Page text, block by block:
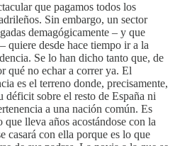
que pagamos todos los
Sin embargo, un sector
demagógicamente – y que
quiere desde hace tiempo ir a la
Se lo han dicho tanto que, de
qué no echar a correr ya. El
es el terreno donde, precisamente,
déficit sobre el resto de España ni
a una nación común. Es
lleva años acostándose con la
casará con ella porque es lo que